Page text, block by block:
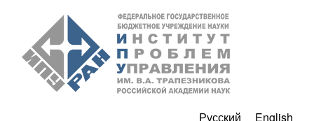
Перейти к основному
содержанию
РАН
Русский English